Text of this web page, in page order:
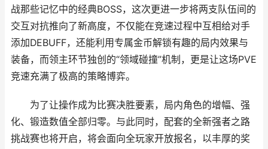
战那些记忆中的经典BOSS，这次更进一步将两支队伍间的
交互对抗推向了新高度，不仅能在竞速过程中互相给对手
添加DEBUFF，还能利用专属金币解锁有趣的局内效果与
装备，而领主环节独创的“领域碰撞”机制，更是让这场PVE
竞速充满了极高的策略博弈。
为了让操作成为比赛决胜要素，局内角色的增幅、强
化、锻造数值全部归零。与此同时，配套的全新强者之路
挑战赛也将开启，将会面向全玩家开放报名，以丰厚的奖